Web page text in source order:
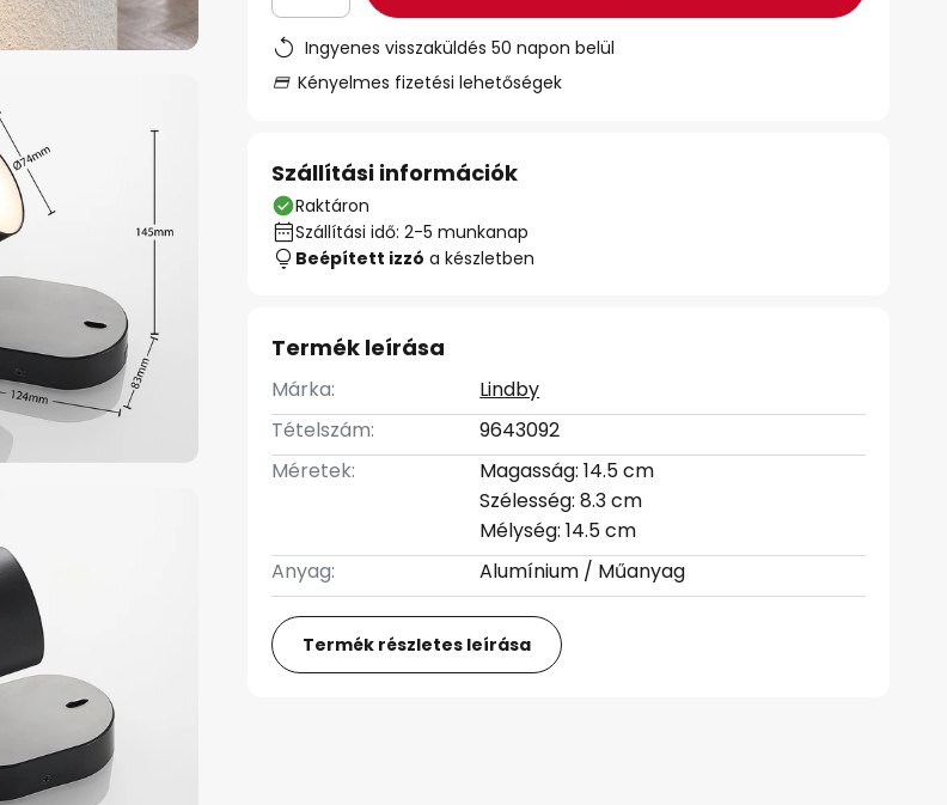
Ingyenes visszaküldés 50 napon belül
Kényelmes fizetési lehetőségek
Szállítási információk
Raktáron
Szállítási idő: 2-5 munkanap
Beépített izzó a készletben
Termék leírása
Márka:
Lindby
Tételszám:
9643092
Méretek:
Magasság: 14.5 cm
Szélesség: 8.3 cm
Mélység: 14.5 cm
Anyag:
Alumínium / Műanyag
Termék részletes leírása